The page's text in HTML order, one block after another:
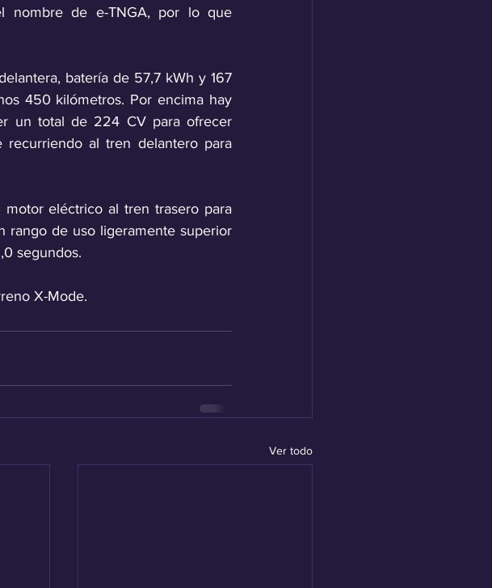
nombre de e-TNGA, por lo que
batería de 57,7 kWh y 167
450 kilómetros. Por encima hay
un total de 224 CV para ofrecer
recurriendo al tren delantero para
eléctrico al tren trasero para
rango de uso ligeramente superior
segundos.
X-Mode.
Ver todo